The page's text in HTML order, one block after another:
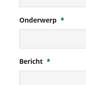
Onderwerp *
Bericht *